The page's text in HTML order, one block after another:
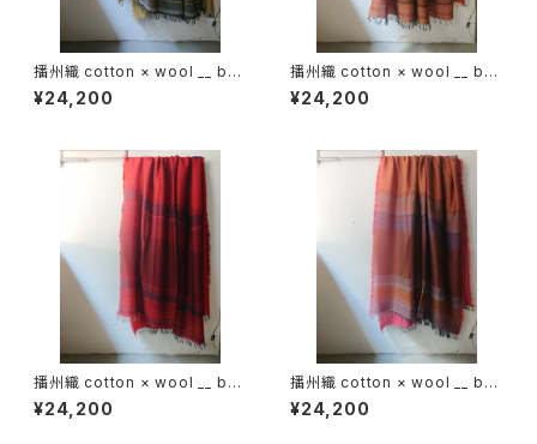
播州織 cotton × wool __ bor
der 220-120 花灯路GK
¥24,200
播州織 cotton × wool __ bor
der 220-120 落葉GK
¥24,200
播州織 cotton × wool __ bor
der 220-120 火輪GK
¥24,200
播州織 cotton × wool __ bor
der 220-120 秋夕GK
¥24,200